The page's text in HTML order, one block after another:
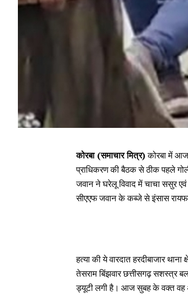
कोरबा (समाचार मित्र)कोरबा में आज
प्राधिकरण की बैठक से ठीक पहले
जवान ने घरेलू विवाद में चाचा ससुर
सीएएफ जवान के कब्जे से इंसास
हत्या की ये वारदात हरदीबाजार
तेसराम बिंझवार छत्तीसगढ़ सशस्त्र
ड्यूटी लगी है। आज सुबह के वक्त वह